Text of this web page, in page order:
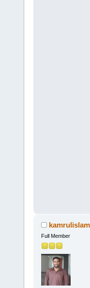
Full Member